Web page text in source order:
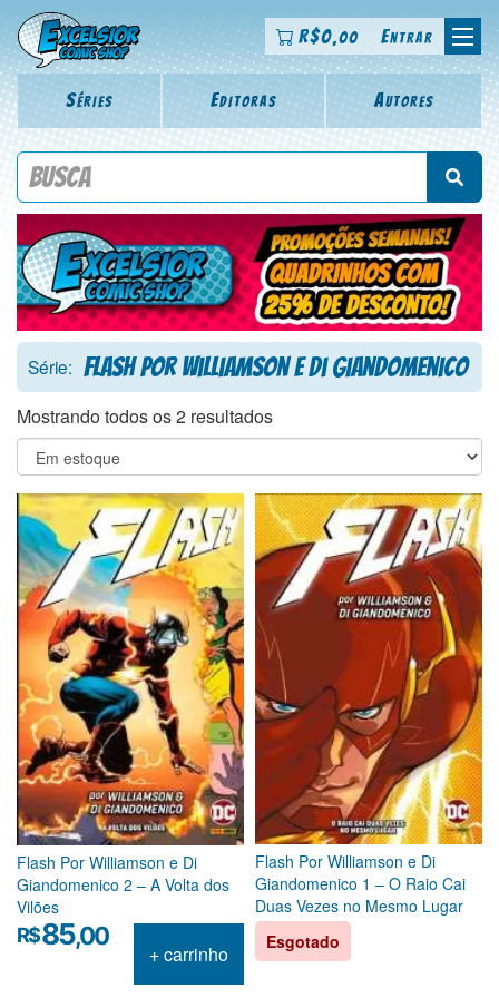
R$0,00 Entrar
Séries Editoras Autores
Procure por título da revista, personagem, série, escritor,
Série: Flash Por Williamson e Di Giandomenico
Mostrando todos os 2 resultados
Flash Por Williamson e Di
Giandomenico 2 – A Volta dos
Vilões
R$85,00
+ carrinho
Flash Por Williamson e Di
Giandomenico 1 – O Raio Cai
Duas Vezes no Mesmo Lugar
Esgotado